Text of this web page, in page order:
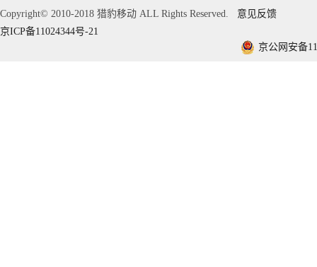
Copyright© 2010-2018 猎豹移动 ALL Rights Reserved. 意见反馈
京ICP备11024344号-21
京公网安备